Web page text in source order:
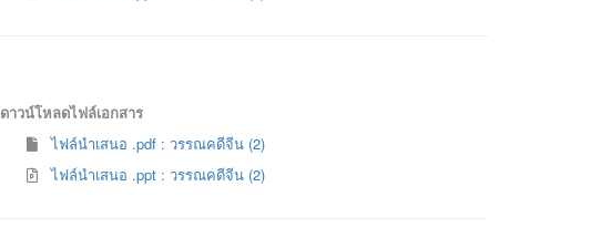
ดาวน์โหลดไฟล์เอกสาร
ไฟล์นำเสนอ .pdf : วรรณคดีจีน (2)
ไฟล์นำเสนอ .ppt : วรรณคดีจีน (2)